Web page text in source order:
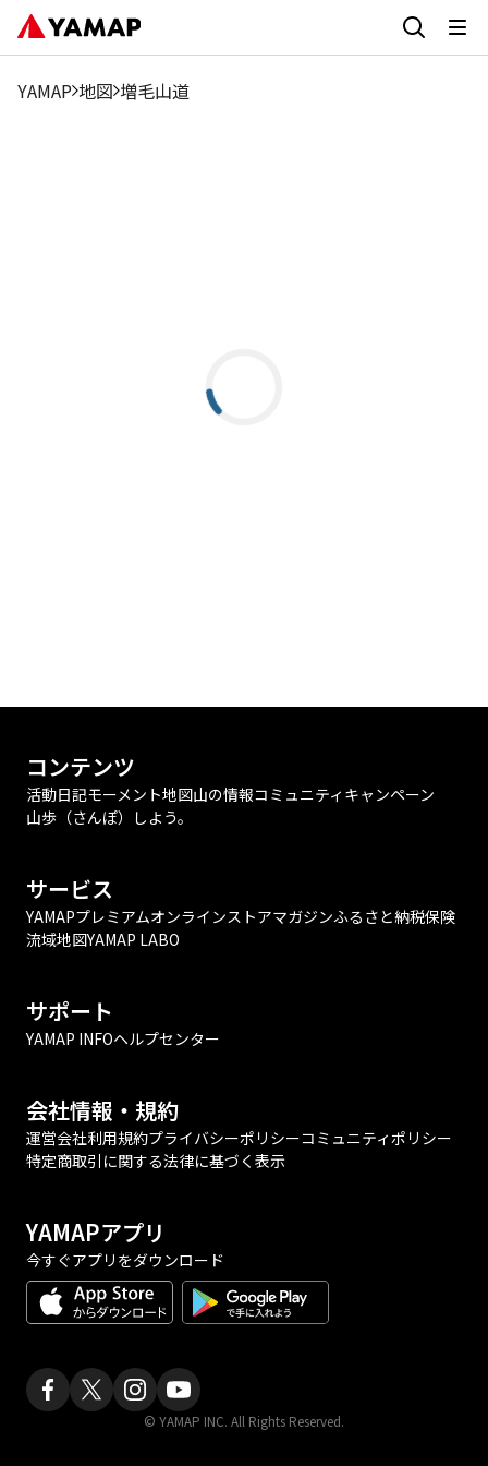
YAMAP 地図 増毛山道
コンテンツ
活動日記モーメント地図山の情報コミュニティ キャンペーン
山歩（さんぽ）しよう。
サービス
YAMAPプレミアムオンラインストアマガジンふるさと納税保険
流域地図YAMAP LABO
サポート
YAMAP INFOヘルプセンター
会社情報・規約
運営会社利用規約プライバシーポリシーコミュニティポリシー
特定商取引に関する法律に基づく表示
YAMAPアプリ
今すぐアプリをダウンロード
© YAMAP INC. All Rights Reserved.